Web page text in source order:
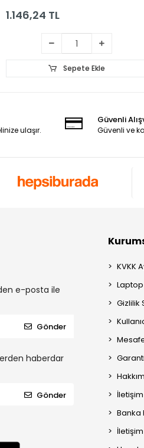
1.146,24 TL
Sepete Ekle
ulaşır.
Güvenli
Güvenli ve
e-posta ile
Gönder
haberdar
Gönder
KVKK
Gizlilik
Banka